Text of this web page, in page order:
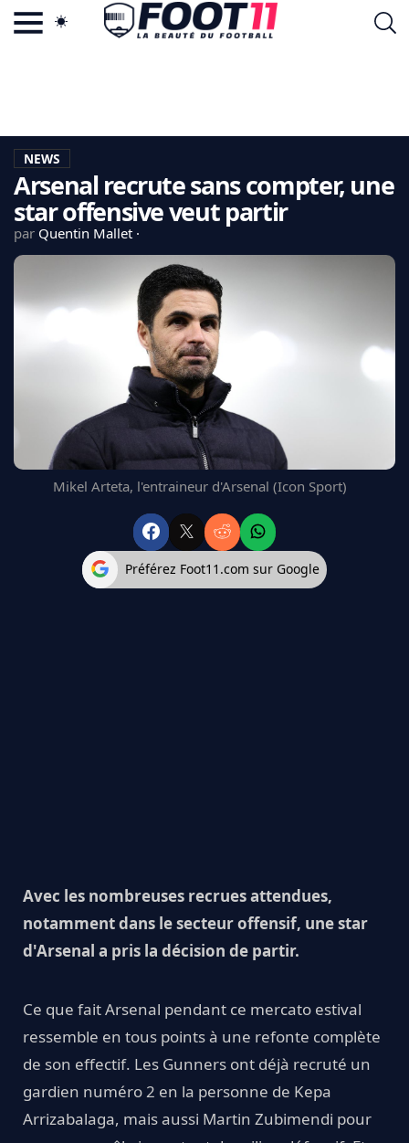
LA CHARTE
VIE PRIVÉE
CGU
CONTACTEZ-NOUS
MERCATO
REAL MADRID
FC BARCELONE
MANCHESTER UNITED
CHELSEA
ARSENAL
L'AVIS DE LA RÉDAC'
NEWS
Arsenal recrute sans compter, une
star offensive veut partir
par Quentin Mallet
Mikel Arteta, l'entraineur d'Arsenal (Icon Sport)
Préférez Foot11.com sur Google
Avec les nombreuses recrues attendues,
notamment dans le secteur offensif, une star
d'Arsenal a pris la décision de partir.
Ce que fait Arsenal pendant ce mercato estival
ressemble en tous points à une refonte complète
de son effectif. Les Gunners ont déjà recruté un
gardien numéro 2 en la personne de Kepa
Arrizabalaga, mais aussi Martin Zubimendi pour